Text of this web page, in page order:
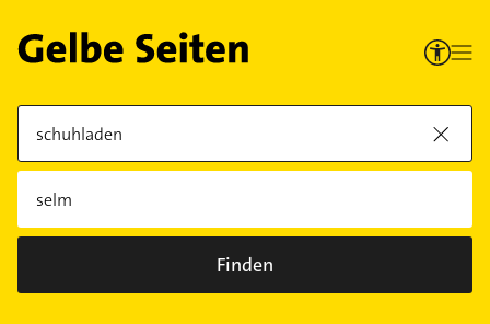
Finden